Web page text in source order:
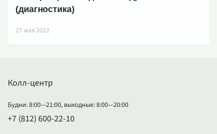
(диагностика)
27 мая 2022
Колл-центр
Будни: 8:00—21:00, выходные: 8:00—20:00
+7 (812) 600-22-10